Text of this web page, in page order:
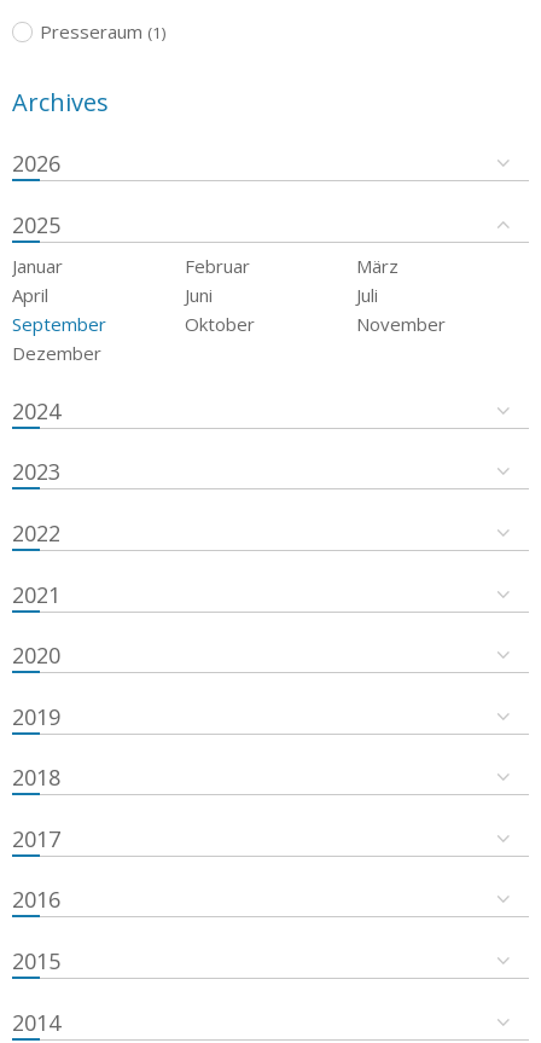
Presseraum (1)
Archives
2026
2025
Januar Februar
März
April
Juni
Juli
September
Oktober
November
Dezember
2024
2023
2022
2021
2020
2019
2018
2017
2016
2015
2014